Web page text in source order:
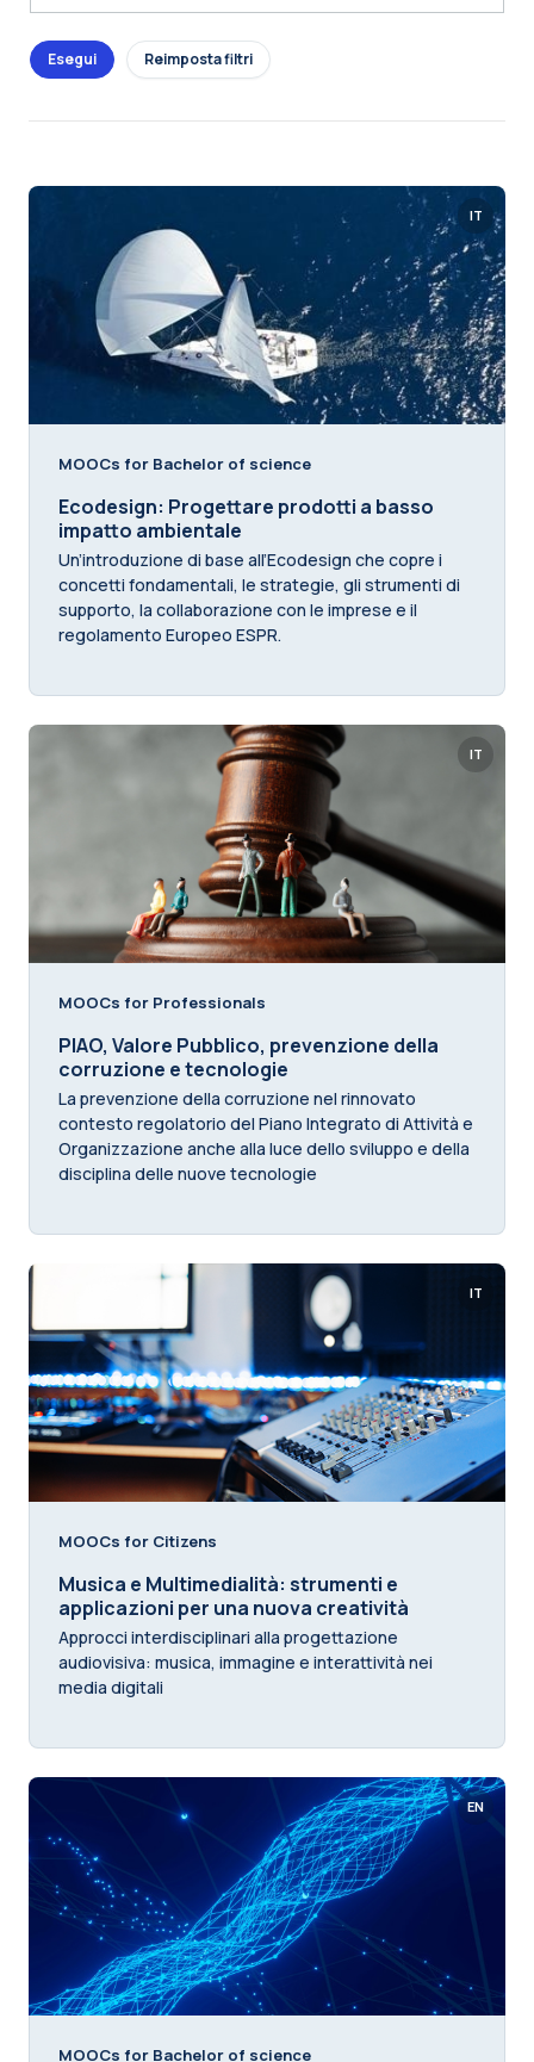
IT
MOOCs for Bachelor of science
Ecodesign: Progettare prodotti a basso
impatto ambientale
Un’introduzione di base all’Ecodesign che copre i
concetti fondamentali, le strategie, gli strumenti di
supporto, la collaborazione con le imprese e il
regolamento Europeo ESPR.
IT
MOOCs for Professionals
PIAO, Valore Pubblico, prevenzione della
corruzione e tecnologie
La prevenzione della corruzione nel rinnovato
contesto regolatorio del Piano Integrato di Attività e
Organizzazione anche alla luce dello sviluppo e della
disciplina delle nuove tecnologie
IT
MOOCs for Citizens
Musica e Multimedialità: strumenti e
applicazioni per una nuova creatività
Approcci interdisciplinari alla progettazione
audiovisiva: musica, immagine e interattività nei
media digitali
EN
MOOCs for Bachelor of science